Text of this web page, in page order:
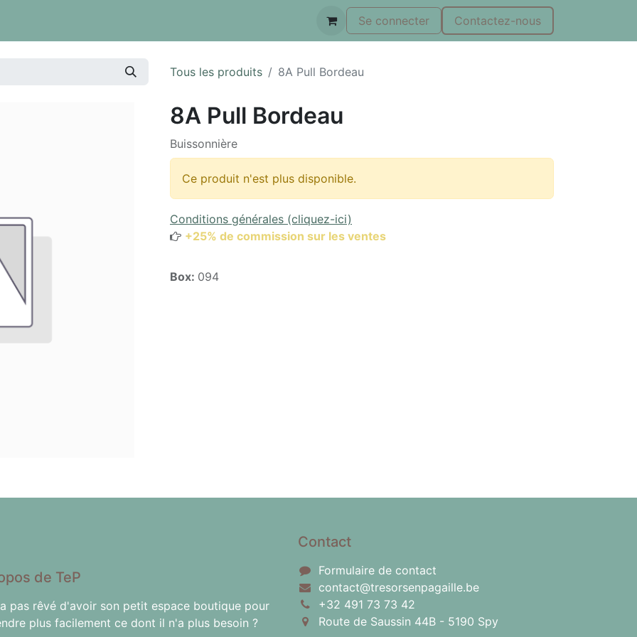
Se connecter Contactez-nous
Tous les produits 8A Pull Bordeau
8A Pull Bordeau
Buissonnière
Ce produit n'est plus disponible.
Conditions générales (cliquez-ici)
+25% de commission sur les ventes
Box: 094
de TeP
pas rêvé d'avoir son petit espace boutique pour
plus facilement ce dont il n'a plus besoin ?
Contact
Formulaire de contact
contact@tresorsenpagaille.be
+32 491 73 73 42
Route de Saussin 44B - 5190 Spy